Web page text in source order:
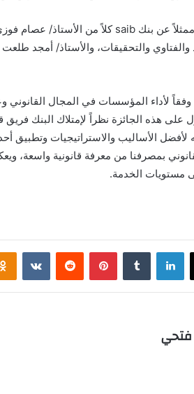
ممثلاً عن بنك saib كلاً من الأستاذ/ عصام
والفتاوي والتحقيقات، والأستاذ/ أمجد
وفقاً لأداء المؤسسات في المجال
على هذه الجائزة نظراً لإمتلاك البنك فريق
لأفضل الأساليب والاستراتيجيات وتطبيق
بمصرفنا من معرفة قانونية واسعة،
مستويات الخدمة.
‫X لينكدإن بينتيريست